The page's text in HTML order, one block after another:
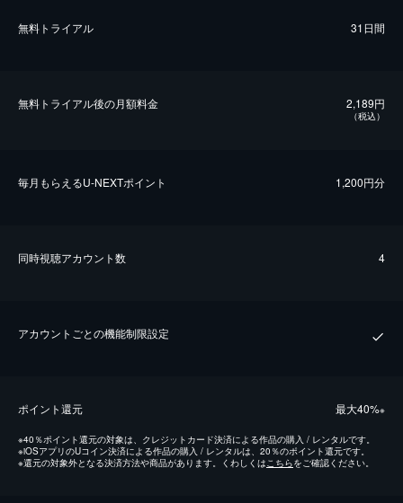
無料トライアル 31日間
無料トライアル後の⽉額料金 2,189円
（税込）
毎⽉もらえるU-NEXTポイント 1,200円分
同時視聴アカウント数 4
アカウントごとの機能制限設定
ポイント還元 最⼤40%※
※40％ポイント還元の対象は、クレジットカード決済による作品の購入 / レンタルです。
※iOSアプリのUコイン決済による作品の購入 / レンタルは、20％のポイント還元です。
※還元の対象外となる決済方法や商品があります。くわしくはこちらをご確認ください。